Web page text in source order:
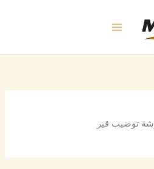
توضيب قير